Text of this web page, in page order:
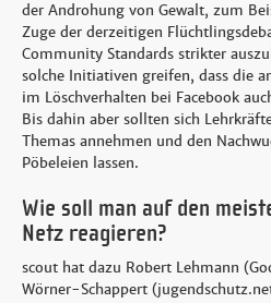
der Androhung von Gewalt, zum
Zuge der derzeitigen
Community Standards strikter
solche Initiativen greifen, dass die
im Löschverhalten bei Facebook
Bis dahin aber sollten sich
Themas annehmen und den
Pöbeleien lassen.
Wie soll man auf den
Netz reagieren?
scout hat dazu Robert Lehmann
Wörner-Schappert